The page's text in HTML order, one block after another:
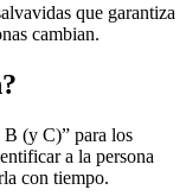
que garantiza
cambian.
B (y C)” para los
a la persona
con tiempo.